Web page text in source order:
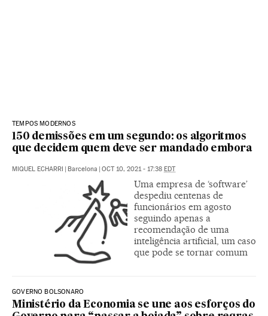
TEMPOS MODERNOS
150 demissões em um segundo: os algoritmos
que decidem quem deve ser mandado embora
MIQUEL ECHARRI Barcelona OCT 10, 2021 - 17:38 EDT
Uma empresa de ‘software’
despediu centenas de
funcionários em agosto
seguindo apenas a
recomendação de uma
inteligência artificial, um caso
que pode se tornar comum
GOVERNO BOLSONARO
Ministério da Economia se une aos esforços do